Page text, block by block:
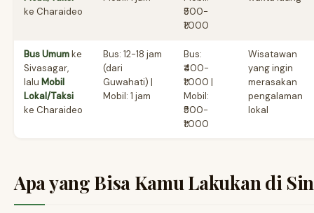
ke Charaideo
₹500-
₹1.000
Bus Umumke
Sivasagar,
lalu Mobil
Lokal/Taksi
ke Charaideo
Bus: 12-18 jam
(dari
Guwahati) |
Mobil: 1 jam
Bus:
₹400-
₹1.000 |
Mobil:
₹500-
₹1.000
Wisatawan
yang ingin
merasakan
pengalaman
lokal
Apa yang Bisa Kamu Lakukan di